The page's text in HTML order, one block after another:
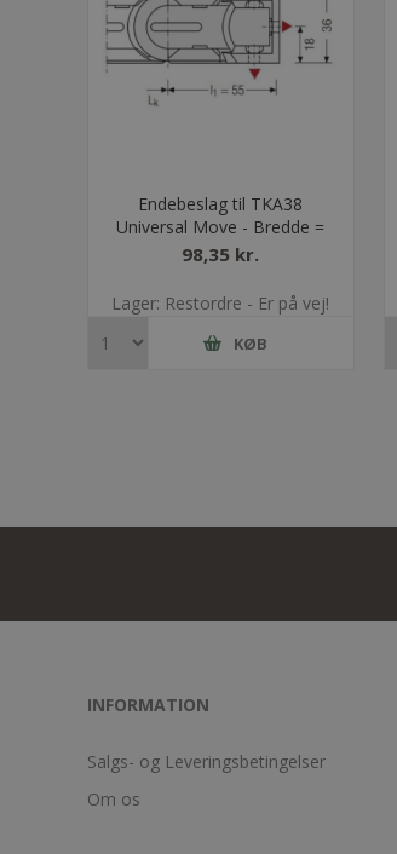
Endebeslag til TKA38
Universal Move - Bredde =
38
98,35 kr.
Lager: Restordre - Er på vej!
KØB
INFORMATION
Salgs- og Leveringsbetingelser
Om os